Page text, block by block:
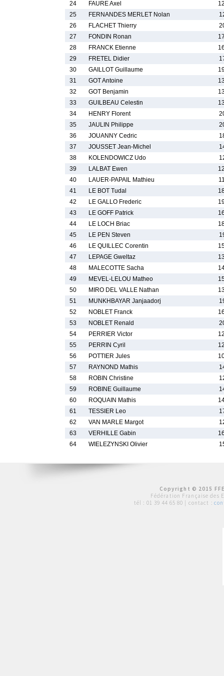
24
FAURE Axel
25
FERNANDES MERLET Nolan
26
FLACHET Thierry
27
FONDIN Ronan
28
FRANCK Etienne
29
FRETEL Didier
30
GAILLOT Guillaume
31
GOT Antoine
32
GOT Benjamin
33
GUILBEAU Celestin
34
HENRY Florent
35
JAULIN Philippe
36
JOUANNY Cedric
37
JOUSSET Jean-Michel
38
KOLENDOWICZ Udo
39
LALBAT Ewen
40
LAUER-PAPAIL Mathieu
41
LE BOT Tudal
42
LE GALLO Frederic
43
LE GOFF Patrick
44
LE LOCH Briac
45
LE PEN Steven
46
LE QUILLEC Corentin
47
LEPAGE Gweltaz
48
MALECOTTE Sacha
49
MEVEL-LELOU Matheo
50
MIRO DEL VALLE Nathan
51
MUNKHBAYAR Janjaadorj
52
NOBLET Franck
53
NOBLET Renald
54
PERRIER Victor
55
PERRIN Cyril
56
POTTIER Jules
57
RAYNOND Mathis
58
ROBIN Christine
59
ROBINE Guillaume
60
ROQUAIN Mathis
61
TESSIER Leo
62
VAN MARLE Margot
63
VERHILLE Gabin
64
WIELEZYNSKI Olivier
Copyright © 2015
Fédération Française des
tél : 01 39 44 65 80 | contact :